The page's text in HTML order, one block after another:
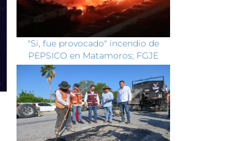
"Si, fue provocado" incendio de
PEPSICO en Matamoros; FGJE